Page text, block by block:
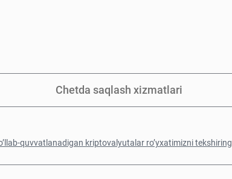
Chetda saqlash xizmatlari
quvvatlanadigan kriptovalyutalar ro’yxatimizni tekshiring